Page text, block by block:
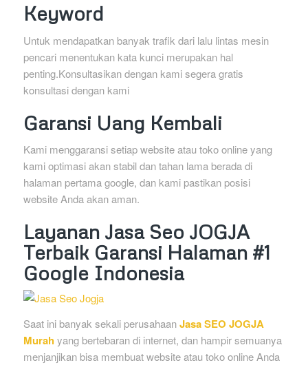
Keyword
Untuk mendapatkan banyak trafik dari lalu lintas mesin
pencari menentukan kata kunci merupakan hal
penting.Konsultasikan dengan kami segera gratis
konsultasi dengan kami
Garansi Uang Kembali
Kami menggaransi setiap website atau toko online yang
kami optimasi akan stabil dan tahan lama berada di
halaman pertama google, dan kami pastikan posisi
website Anda akan aman.
Layanan Jasa Seo JOGJA
Terbaik Garansi Halaman #1
Google Indonesia
Saat ini banyak sekali perusahaanJasa SEO JOGJA
Murahyang bertebaran di internet, dan hampir semuanya
menjanjikan bisa membuat website atau toko online Anda